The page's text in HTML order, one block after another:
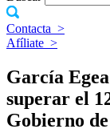
Contacta >
Afíliate >
García
superar el
Gobierno